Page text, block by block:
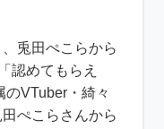
兎田ぺこらから
認めてもらえ
VTuber・綺々
ぺこらさんから